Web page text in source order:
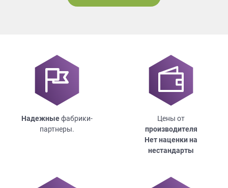
Надежныефабрики-
партнеры.
Цены от
производителя
Нет наценки на
нестандарты